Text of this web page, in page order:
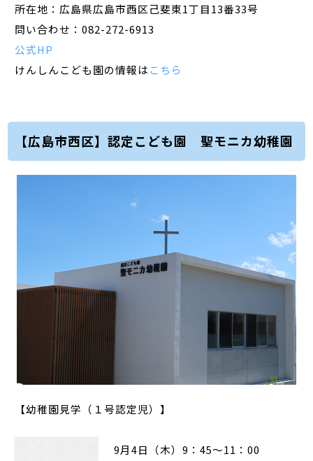
所在地：広島県広島市西区己斐東1丁目13番33号
問い合わせ：082-272-6913
公式HP
けんしんこども園の情報は こちら
【広島市西区】認定こども園 聖モニカ幼稚園
【幼稚園見学（１号認定児）】
9月4日（木）9：45～11：00